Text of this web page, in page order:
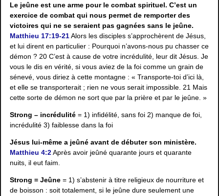
Le jeûne est une arme pour le combat spirituel. C’est un
exercice de combat qui nous permet de remporter des
victoires qui ne se seraient pas gagnées sans le jeûne.
Matthieu 17:19-21Alors les disciples s’approchèrent de Jésus,
et lui dirent en particulier : Pourquoi n’avons-nous pu chasser ce
démon ? 20 C’est à cause de votre incrédulité, leur dit Jésus. Je
vous le dis en vérité, si vous aviez de la foi comme un grain de
sénevé, vous diriez à cette montagne : « Transporte-toi d’ici là,
et elle se transporterait ; rien ne vous serait impossible. 21 Mais
cette sorte de démon ne sort que par la prière et par le jeûne. »
Strong – incrédulité = 1) infidélité, sans foi 2) manque de foi,
incrédulité 3) faiblesse dans la foi
Jésus lui-même a jeûné avant de débuter son ministère.
Matthieu 4:2Après avoir jeûné quarante jours et quarante
nuits, il eut faim.
Strong = Jeûne = 1) s’abstenir à titre religieux de nourriture et
de boisson : soit totalement, si le jeûne dure seulement une